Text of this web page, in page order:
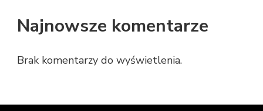
Najnowsze komentarze
Brak komentarzy do wyświetlenia.